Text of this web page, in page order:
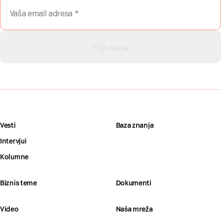
Vesti
Intervjui
Kolumne
Baza znanja
Biznis teme Dokumenti
Video Naša mreža